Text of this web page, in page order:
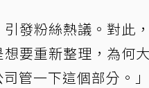
發粉絲熱議。對此
要重新整理，為何
管一下這個部分。」